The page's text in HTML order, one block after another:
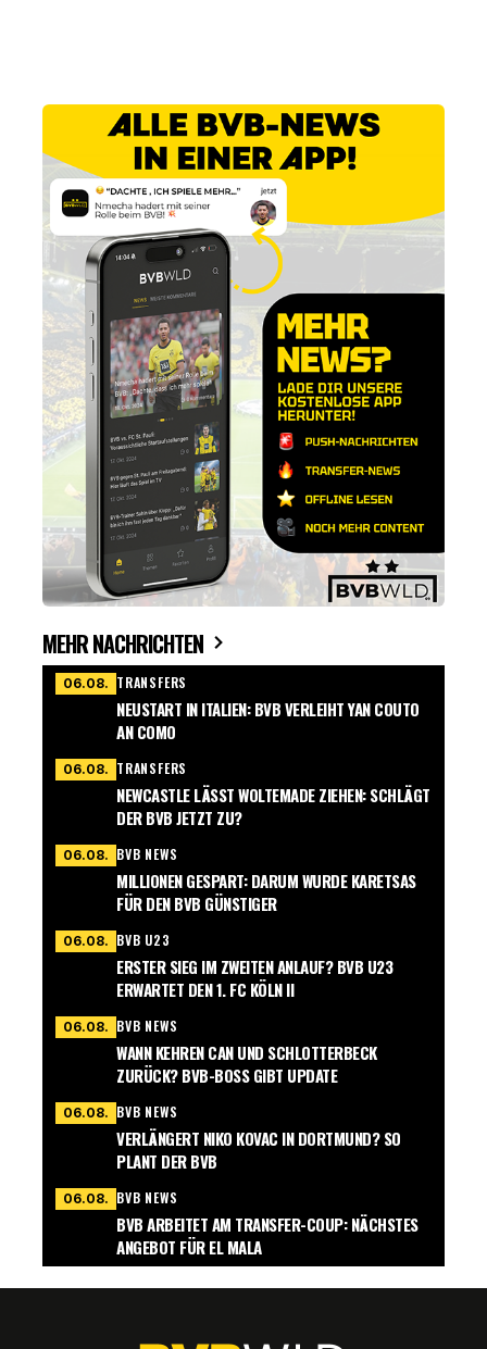
MEHR NACHRICHTEN
06.08. TRANSFERS
NEUSTART IN ITALIEN: BVB VERLEIHT YAN COUTO
AN COMO
06.08. TRANSFERS
NEWCASTLE LÄSST WOLTEMADE ZIEHEN: SCHLÄGT
DER BVB JETZT ZU?
06.08. BVB NEWS
MILLIONEN GESPART: DARUM WURDE KARETSAS
FÜR DEN BVB GÜNSTIGER
06.08. BVB U23
ERSTER SIEG IM ZWEITEN ANLAUF? BVB U23
ERWARTET DEN 1. FC KÖLN II
06.08. BVB NEWS
WANN KEHREN CAN UND SCHLOTTERBECK
ZURÜCK? BVB-BOSS GIBT UPDATE
06.08. BVB NEWS
VERLÄNGERT NIKO KOVAC IN DORTMUND? SO
PLANT DER BVB
06.08. BVB NEWS
BVB ARBEITET AM TRANSFER-COUP: NÄCHSTES
ANGEBOT FÜR EL MALA